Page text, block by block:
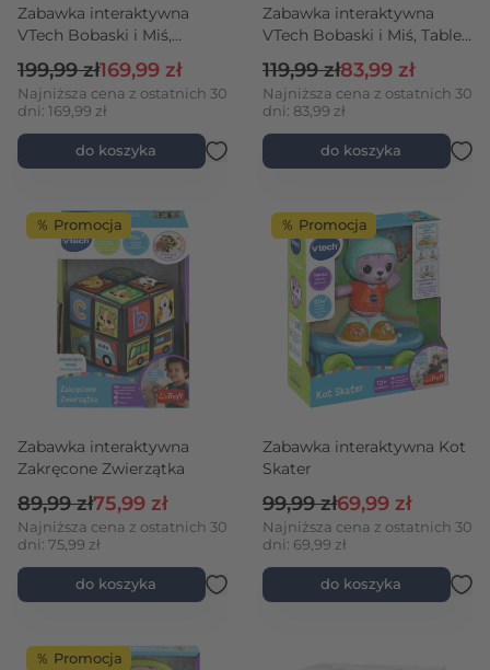
Zabawka interaktywna
VTech Bobaski i Miś,
Kostka Małego Rajdowca
Cena promocyjna
169,99 zł
Cena regularna
199,99 zł
Najniższa cena z ostatnich 30
dni: 169,99 zł
do koszyka
Zabawka interaktywna
VTech Bobaski i Miś, Tablet
aktywnościCena
83,99 zł
Cena regularna
119,99 zł
Najniższa cena z ostatnich 30
dni: 83,99 zł
do koszyka
％ Promocja
Zabawka interaktywna
Zakręcone Zwierzątka
Cena promocyjna
75,99 zł
Cena regularna
89,99 zł
Najniższa cena z ostatnich 30
dni: 75,99 zł
do koszyka
％ Promocja
Zabawka interaktywna Kot
Skater
Cena promocyjna
69,99 zł
Cena regularna
99,99 zł
Najniższa cena z ostatnich 30
dni: 69,99 zł
do koszyka
％ Promocja